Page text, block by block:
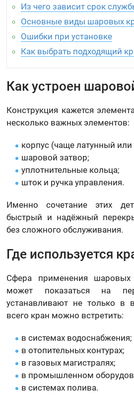
Из чего зависит срок
Основные виды шаровых
Ошибки при установке
Как выбрать подходящий
Как устроен
Конструкция кажется
несколько важных элементов:
корпус (чаще латунный или
шаровой затвор;
уплотнительные кольца;
шток и ручка управления.
Именно сочетание этих
быстрый и надёжный
без сложного обслуживания.
Где используется
Сфера применения
может показаться на
устанавливают не только в
всего кран можно встретить:
в системах водоснабжения;
в отопительных контурах;
в газовых магистралях;
в промышленном
в системах полива.